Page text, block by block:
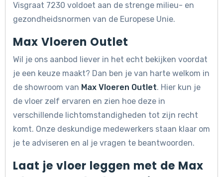
Visgraat 7230 voldoet aan de strenge milieu- en
gezondheidsnormen van de Europese Unie.
Max Vloeren Outlet
Wil je ons aanbod liever in het echt bekijken voordat
je een keuze maakt? Dan ben je van harte welkom in
de showroom van Max Vloeren Outlet. Hier kun je
de vloer zelf ervaren en zien hoe deze in
verschillende lichtomstandigheden tot zijn recht
komt. Onze deskundige medewerkers staan klaar om
je te adviseren en al je vragen te beantwoorden.
Laat je vloer leggen met de Max